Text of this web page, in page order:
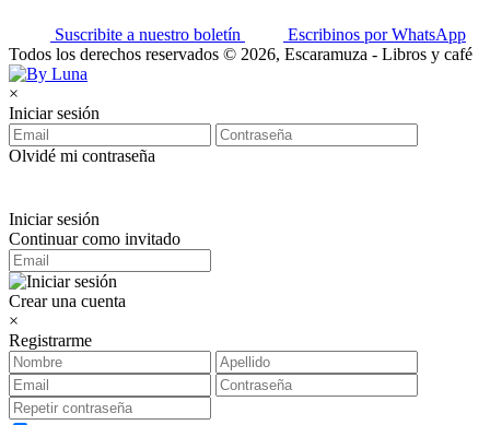
Suscribite a nuestro boletín
Escribinos por WhatsApp
Todos los derechos reservados © 2026, Escaramuza - Libros y café
×
Iniciar sesión
Olvidé mi contraseña
Iniciar sesión
Continuar como invitado
Crear una cuenta
×
Registrarme